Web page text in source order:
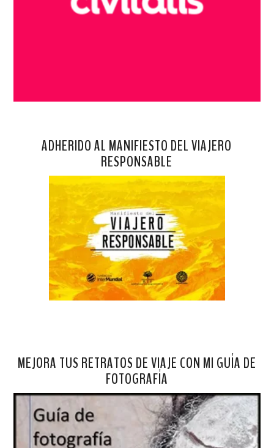
ADHERIDO AL MANIFIESTO DEL VIAJERO
RESPONSABLE
MEJORA TUS RETRATOS DE VIAJE CON MI GUÍA DE
FOTOGRAFÍA